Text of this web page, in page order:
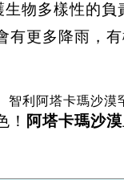
生物多樣性的負
有更多降雨，
智利阿塔卡瑪沙
！ 阿塔卡瑪沙漠